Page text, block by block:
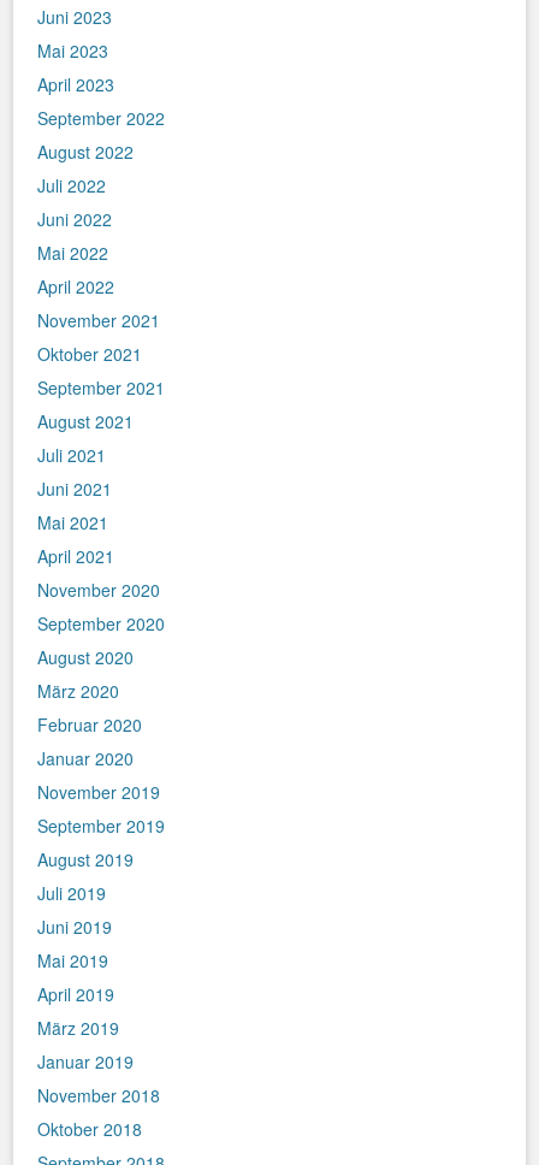
Juni 2023
Mai 2023
April 2023
September 2022
August 2022
Juli 2022
Juni 2022
Mai 2022
April 2022
November 2021
Oktober 2021
September 2021
August 2021
Juli 2021
Juni 2021
Mai 2021
April 2021
November 2020
September 2020
August 2020
März 2020
Februar 2020
Januar 2020
November 2019
September 2019
August 2019
Juli 2019
Juni 2019
Mai 2019
April 2019
März 2019
Januar 2019
November 2018
Oktober 2018